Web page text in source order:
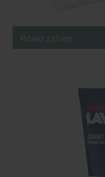
Röwo zalven